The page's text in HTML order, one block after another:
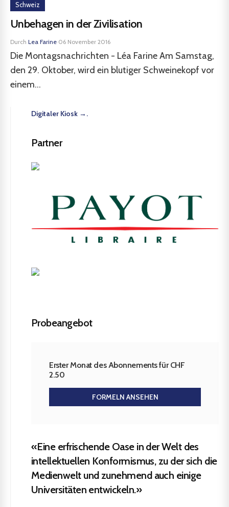
Schweiz
Unbehagen in der Zivilisation
Durch Lea Farine·06 November 2016
Die Montagsnachrichten - Léa Farine Am Samstag,
den 29. Oktober, wird ein blutiger Schweinekopf vor
einem...
Digitaler Kiosk →.
Partner
Probeangebot
Erster Monat des Abonnements für CHF
2.50
FORMELN ANSEHEN
«Eine erfrischende Oase in der Welt des
intellektuellen Konformismus, zu der sich die
Medienwelt und zunehmend auch einige
Universitäten entwickeln.»